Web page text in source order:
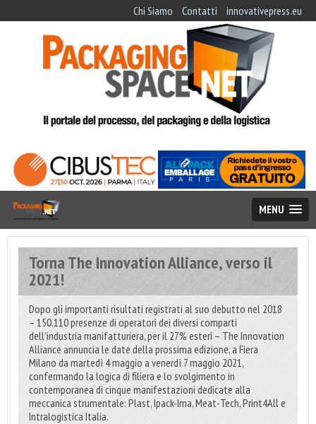
Chi Siamo Contatti innovativepress.eu
MENU
Torna The Innovation Alliance, verso il
2021!
Dopo gli importanti risultati registrati al suo debutto nel 2018
– 150.110 presenze di operatori dei diversi comparti
dell’industria manifatturiera, per il 27% esteri – The Innovation
Alliance annuncia le date della prossima edizione, a Fiera
Milano da martedì 4 maggio a venerdì 7 maggio 2021,
confermando la logica di filiera e lo svolgimento in
contemporanea di cinque manifestazioni dedicate alla
meccanica strumentale: Plast, Ipack-Ima, Meat-Tech, Print4All e
Intralogistica Italia.